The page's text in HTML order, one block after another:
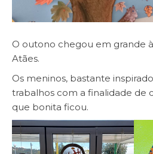
O outono chegou em grande
Atães.
Os meninos, bastante
trabalhos com a finalidade de
que bonita ficou.